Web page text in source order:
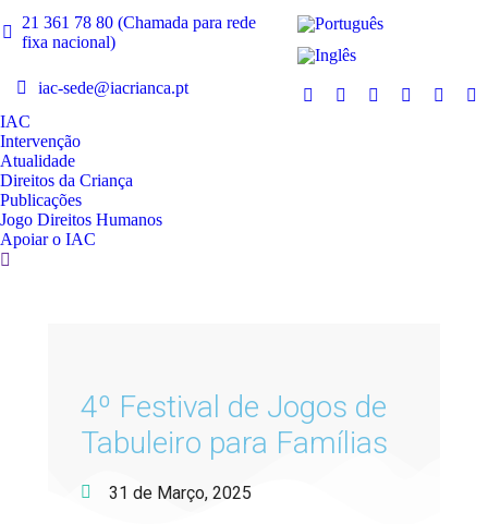
21 361 78 80 (Chamada para rede
fixa nacional)
iac-sede@iacrianca.pt
IAC
Intervenção
Atualidade
Direitos da Criança
Publicações
Jogo Direitos Humanos
Apoiar o IAC
4º Festival de Jogos de
Tabuleiro para Famílias
31 de Março, 2025